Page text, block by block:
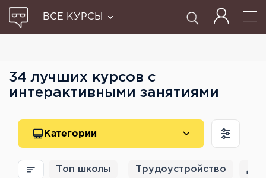
ВСЕ КУРСЫ
34 лучших курсов с
интерактивными занятиями
Категории
Топ школы Трудоустройство